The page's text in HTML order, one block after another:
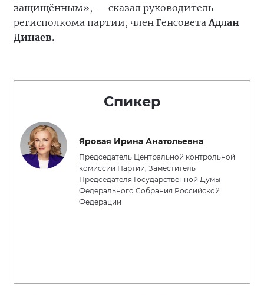
защищённым», — сказал руководитель
регисполкома партии, член ГенсоветаАдлан
Динаев.
Спикер
Яровая Ирина Анатольевна
Председатель Центральной контрольной
комиссии Партии, Заместитель
Председателя Государственной Думы
Федерального Собрания Российской
Федерации